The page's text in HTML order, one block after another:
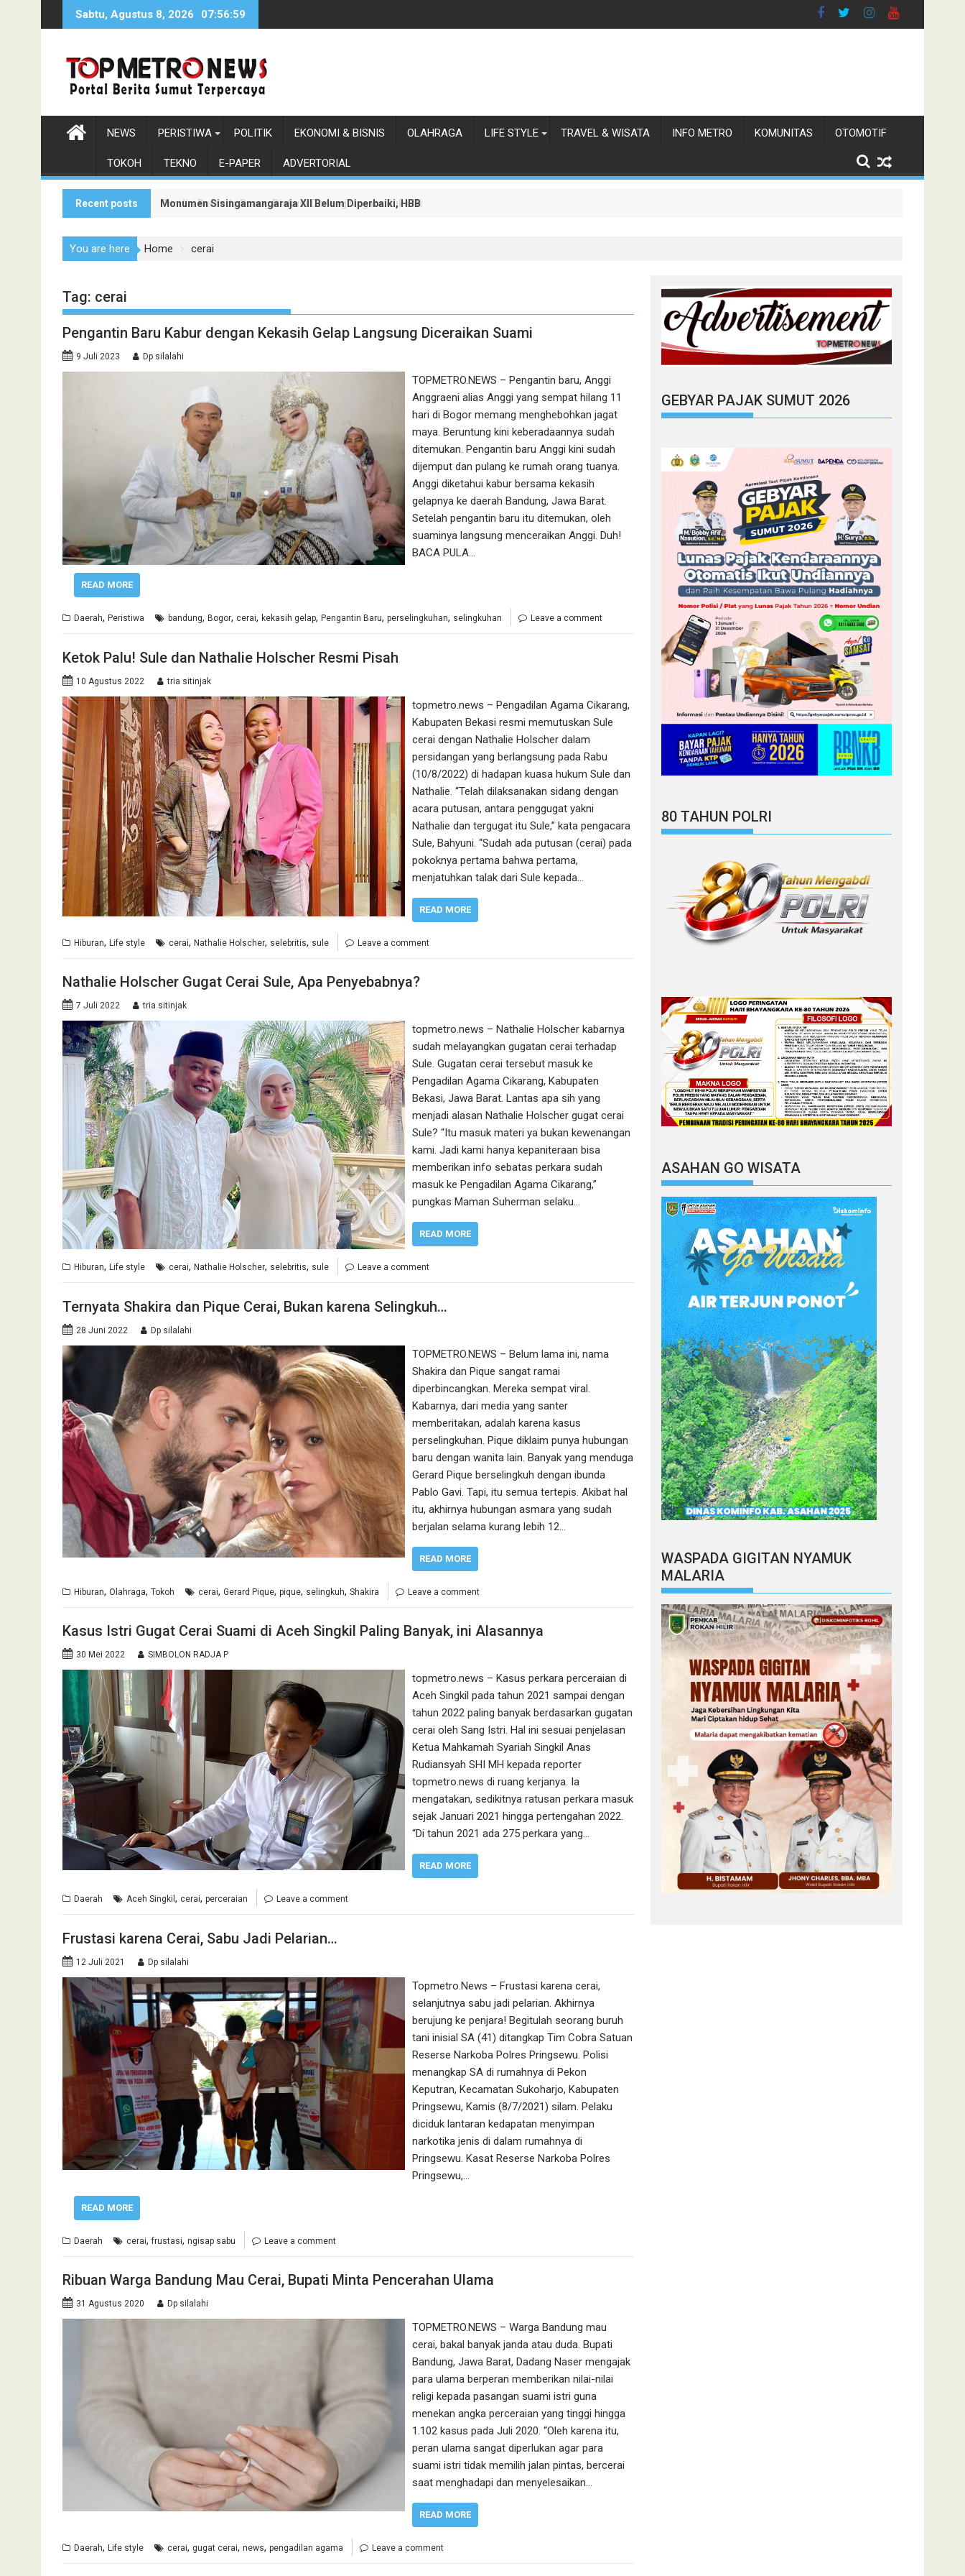
Sabtu, Agustus 8, 2026 07:57:0
NEWS PERISTIWA POLITIK EKONOMI & BISNIS OLAHRAGA LIFE STYLE TRAVEL & WISATA INFO METRO KOMUNITAS OTOMOTIF
TOKOH TEKNO E-PAPER ADVERTORIAL
Recent posts Monumen Sisingamangaraja XII Belum Diperbaiki, HBB Ajak Orang Batak Menyikapi Ketidakperdulian Pemerintah
Pendiri Beranda Ruang Diskusi Dorong Negara Buka Dialog dalam Penyelesaian BLBI
You are here Home cerai
Tag: cerai
Pengantin Baru Kabur dengan Kekasih Gelap Langsung Diceraikan Suami
9 Juli 2023 Dp silalahi
TOPMETRO.NEWS – Pengantin baru, Anggi
Anggraeni alias Anggi yang sempat hilang 11
hari di Bogor memang menghebohkan jagat
maya. Beruntung kini keberadaannya sudah
ditemukan. Pengantin baru Anggi kini sudah
dijemput dan pulang ke rumah orang tuanya.
Anggi diketahui kabur bersama kekasih
gelapnya ke daerah Bandung, Jawa Barat.
Setelah pengantin baru itu ditemukan, oleh
suaminya langsung menceraikan Anggi. Duh!
BACA PULA…
READ MORE
Daerah, Peristiwa bandung, Bogor, cerai, kekasih gelap, Pengantin Baru, perselingkuhan, selingkuhan Leave a comment
Ketok Palu! Sule dan Nathalie Holscher Resmi Pisah
10 Agustus 2022 tria sitinjak
topmetro.news – Pengadilan Agama Cikarang,
Kabupaten Bekasi resmi memutuskan Sule
cerai dengan Nathalie Holscher dalam
persidangan yang berlangsung pada Rabu
(10/8/2022) di hadapan kuasa hukum Sule dan
Nathalie. “Telah dilaksanakan sidang dengan
acara putusan, antara penggugat yakni
Nathalie dan tergugat itu Sule,” kata pengacara
Sule, Bahyuni. “Sudah ada putusan (cerai) pada
pokoknya pertama bahwa pertama,
menjatuhkan talak dari Sule kepada…
READ MORE
Hiburan, Life style cerai, Nathalie Holscher, selebritis, sule Leave a comment
Nathalie Holscher Gugat Cerai Sule, Apa Penyebabnya?
7 Juli 2022 tria sitinjak
topmetro.news – Nathalie Holscher kabarnya
sudah melayangkan gugatan cerai terhadap
Sule. Gugatan cerai tersebut masuk ke
Pengadilan Agama Cikarang, Kabupaten
Bekasi, Jawa Barat. Lantas apa sih yang
menjadi alasan Nathalie Holscher gugat cerai
Sule? “Itu masuk materi ya bukan kewenangan
kami. Jadi kami hanya kepaniteraan bisa
memberikan info sebatas perkara sudah
masuk ke Pengadilan Agama Cikarang,”
pungkas Maman Suherman selaku…
READ MORE
Hiburan, Life style cerai, Nathalie Holscher, selebritis, sule Leave a comment
Ternyata Shakira dan Pique Cerai, Bukan karena Selingkuh…
28 Juni 2022 Dp silalahi
TOPMETRO.NEWS – Belum lama ini, nama
Shakira dan Pique sangat ramai
diperbincangkan. Mereka sempat viral.
Kabarnya, dari media yang santer
memberitakan, adalah karena kasus
perselingkuhan. Pique diklaim punya hubungan
baru dengan wanita lain. Banyak yang menduga
Gerard Pique berselingkuh dengan ibunda
Pablo Gavi. Tapi, itu semua tertepis. Akibat hal
itu, akhirnya hubungan asmara yang sudah
berjalan selama kurang lebih 12…
READ MORE
Hiburan, Olahraga, Tokoh cerai, Gerard Pique, pique, selingkuh, Shakira Leave a comment
Kasus Istri Gugat Cerai Suami di Aceh Singkil Paling Banyak, ini Alasannya
30 Mei 2022 SIMBOLON RADJA P
topmetro.news – Kasus perkara perceraian di
Aceh Singkil pada tahun 2021 sampai dengan
tahun 2022 paling banyak berdasarkan gugatan
cerai oleh Sang Istri. Hal ini sesuai penjelasan
Ketua Mahkamah Syariah Singkil Anas
Rudiansyah SHI MH kepada reporter
topmetro.news di ruang kerjanya. Ia
mengatakan, sedikitnya ratusan perkara masuk
sejak Januari 2021 hingga pertengahan 2022.
“Di tahun 2021 ada 275 perkara yang…
READ MORE
Daerah Aceh Singkil , cerai, perceraian Leave a comment
Frustasi karena Cerai, Sabu Jadi Pelarian…
12 Juli 2021 Dp silalahi
Topmetro.News – Frustasi karena cerai,
selanjutnya sabu jadi pelarian. Akhirnya
berujung ke penjara! Begitulah seorang buruh
tani inisial SA (41) ditangkap Tim Cobra Satuan
Reserse Narkoba Polres Pringsewu. Polisi
menangkap SA di rumahnya di Pekon
Keputran, Kecamatan Sukoharjo, Kabupaten
Pringsewu, Kamis (8/7/2021) silam. Pelaku
diciduk lantaran kedapatan menyimpan
narkotika jenis di dalam rumahnya di
Pringsewu. Kasat Reserse Narkoba Polres
Pringsewu,…
READ MORE
Daerah cerai,frustasi, ngisap sabu Leave a comment
Ribuan Warga Bandung Mau Cerai, Bupati Minta Pencerahan Ulama
31 Agustus 2020 Dp silalahi
TOPMETRO.NEWS – Warga Bandung mau
cerai, bakal banyak janda atau duda. Bupati
Bandung, Jawa Barat, Dadang Naser mengajak
para ulama berperan memberikan nilai-nilai
religi kepada pasangan suami istri guna
menekan angka perceraian yang tinggi hingga
1.102 kasus pada Juli 2020. “Oleh karena itu,
peran ulama sangat diperlukan agar para
suami istri tidak memilih jalan pintas, bercerai
saat menghadapi dan menyelesaikan…
READ MORE
Daerah, Life style cerai, gugat cerai, news, pengadilan agama Leave a comment
GEBYAR PAJAK SUMUT 2026
80 TAHUN POLRI
ASAHAN GO WISATA
WASPADA GIGITAN NYAMUK
MALARIA